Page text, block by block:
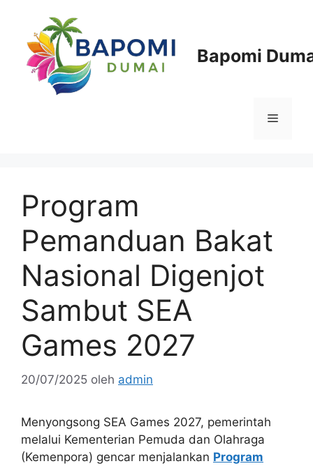
Bapomi
Menu
Program
Pemanduan Bakat
Nasional Digenjot
Sambut SEA
Games 2027
20/07/2025 oleh admin
Menyongsong SEA Games 2027, pemerintah
melalui Kementerian Pemuda dan Olahraga
(Kemenpora) gencar menjalankan Program